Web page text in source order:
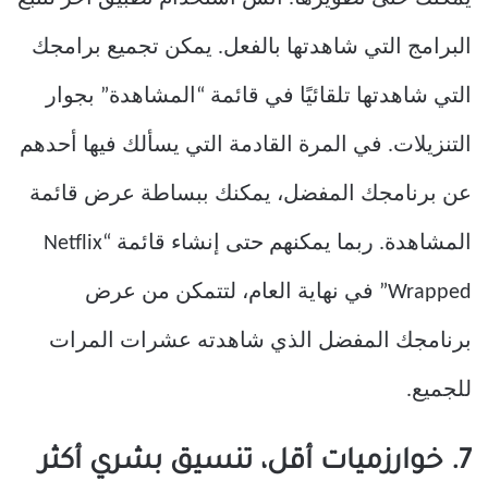
البرامج التي شاهدتها بالفعل. يمكن تجميع برامجك
التي شاهدتها تلقائيًا في قائمة “المشاهدة” بجوار
التنزيلات. في المرة القادمة التي يسألك فيها أحدهم
عن برنامجك المفضل، يمكنك ببساطة عرض قائمة
المشاهدة. ربما يمكنهم حتى إنشاء قائمة “Netflix
Wrapped” في نهاية العام، لتتمكن من عرض
برنامجك المفضل الذي شاهدته عشرات المرات
للجميع.
7. خوارزميات أقل، تنسيق بشري أكثر